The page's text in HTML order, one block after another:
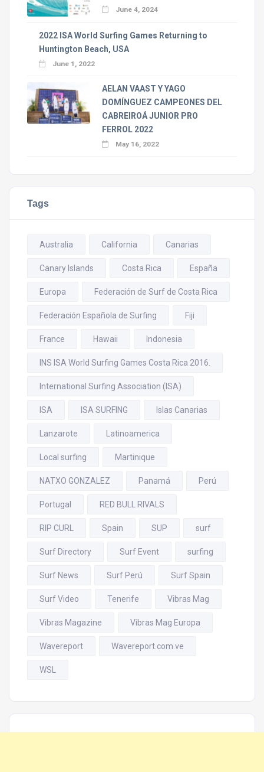
June 4, 2024
2022 ISA World Surfing Games Returning to
Huntington Beach, USA
June 1, 2022
AELAN VAAST Y YAGO
DOMÍNGUEZ CAMPEONES DEL
CABREIROÁ JUNIOR PRO
FERROL 2022
May 16, 2022
Tags
Australia California Canarias
Canary Islands Costa Rica España
Europa Federación de Surf de Costa Rica
Federación Española de Surfing Fiji
France Hawaii Indonesia
INS ISA World Surfing Games Costa Rica 2016.
International Surfing Association (ISA)
ISA ISA SURFING Islas Canarias
Lanzarote Latinoamerica
Local surfing Martinique
NATXO GONZALEZ Panamá Perú
Portugal RED BULL RIVALS
RIP CURL Spain SUP surf
Surf Directory Surf Event surfing
Surf News Surf Perú Surf Spain
Surf Video Tenerife Vibras Mag
Vibras Magazine Vibras Mag Europa
Wavereport Wavereport.com.ve
WSL